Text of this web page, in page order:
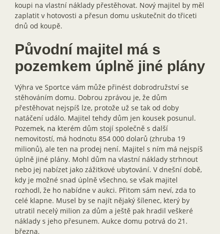
koupi na vlastní náklady přestěhovat. Nový majitel by měl
zaplatit v hotovosti a přesun domu uskutečnit do třiceti
dnů od koupě.
Původní majitel má s
pozemkem úplně jiné plány
Výhra ve Sportce vám může přinést dobrodružství se
stěhováním domu. Dobrou zprávou je, že dům
přestěhovat nejspíš lze, protože už se tak od doby
natáčení událo. Majitel tehdy dům jen kousek posunul.
Pozemek, na kterém dům stojí společně s další
nemovitostí, má hodnotu 854 000 dolarů (zhruba 19
milionů), ale ten na prodej není. Majitel s ním má nejspíš
úplně jiné plány. Mohl dům na vlastní náklady strhnout
nebo jej nabízet jako zážitkové ubytování. V dnešní době,
kdy je možné snad úplně všechno, se však majitel
rozhodl, že ho nabídne v aukci. Přitom sám neví, zda to
celé klapne. Musel by se najít nějaký šílenec, který by
utratil necelý milion za dům a ještě pak hradil veškeré
náklady s jeho přesunem. Aukce domu potrvá do 21.
března.